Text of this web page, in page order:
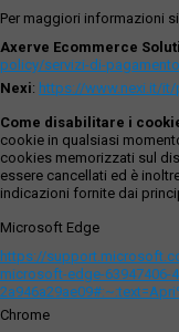
Per maggiori informazioni
Axerve Ecommerce
policy/servizi-di-pagamento
Nexi: https://www.nexi.it/it/
Come disabilitare i
cookie in qualsiasi
cookies memorizzati sul
essere cancellati ed è
indicazioni fornite dai
Microsoft Edge
https://
microsoft-edge-63947406-
Chrome